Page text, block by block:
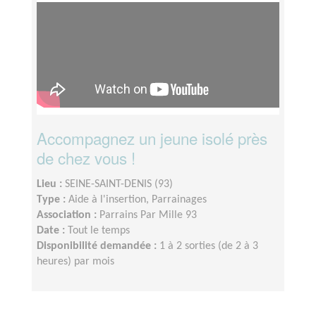
Accompagnez un jeune isolé près
de chez vous !
Lieu : SEINE-SAINT-DENIS (93)
Type : Aide à l'insertion, Parrainages
Association : Parrains Par Mille 93
Date :
Tout le temps
Disponibilité demandée : 1 à 2 sorties (de 2 à 3
heures) par mois